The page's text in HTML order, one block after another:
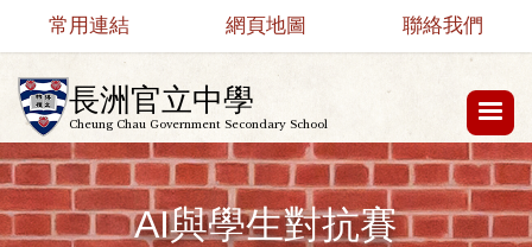
長洲官立中學
Cheung Chau Government Secondary School
常用連結 網頁地圖 聯絡我們
AI與學生對抗賽